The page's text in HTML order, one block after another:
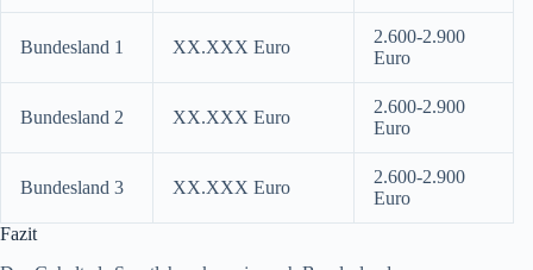
Bundesland 1 XX.XXX Euro
2.600-2.900
Euro
Bundesland 2 XX.XXX Euro
2.600-2.900
Euro
Bundesland 3 XX.XXX Euro
2.600-2.900
Euro
Fazit